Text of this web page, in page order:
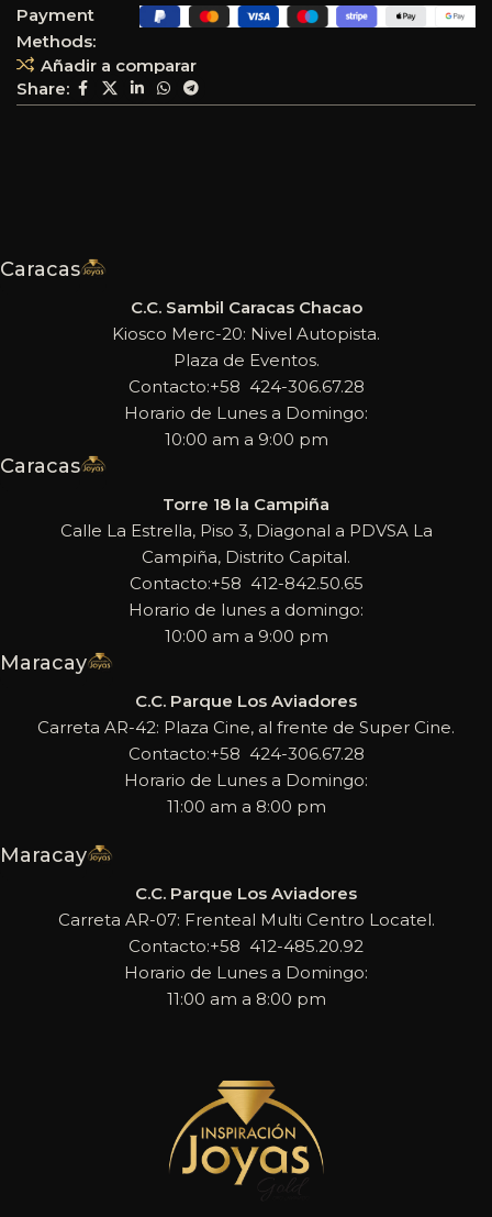
Añadir a comparar
Share:
Payment
Methods:
Caracas
C.C. Sambil Caracas Chacao
Kiosco Merc-20: Nivel Autopista.
Plaza de Eventos.
Contacto:+58 424-306.67.28
Horario de Lunes a Domingo:
10:00 am a 9:00 pm
Caracas
Torre 18 la Campiña
Calle La Estrella, Piso 3, Diagonal a PDVSA La
Campiña, Distrito Capital.
Contacto:+58 412-842.50.65
Horario de lunes a domingo:
10:00 am a 9:00 pm
Maracay
C.C. Parque Los Aviadores
Carreta AR-42: Plaza Cine, al frente de Super Cine.
Contacto:+58 424-306.67.28
Horario de Lunes a Domingo:
11:00 am a 8:00 pm
Maracay
C.C. Parque Los Aviadores
Carreta AR-07: Frenteal Multi Centro Locatel.
Contacto:+58 412-485.20.92
Horario de Lunes a Domingo:
11:00 am a 8:00 pm